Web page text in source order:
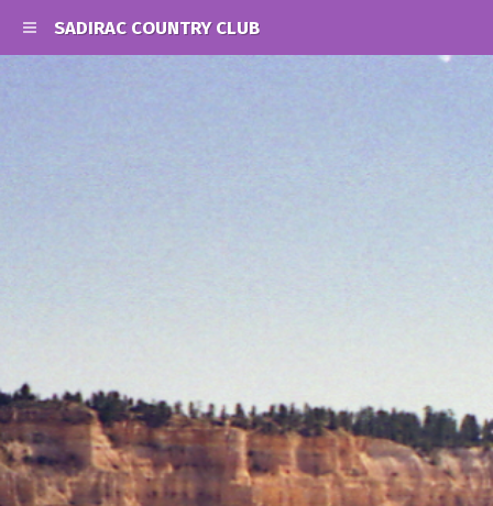
SADIRAC COUNTRY CLUB